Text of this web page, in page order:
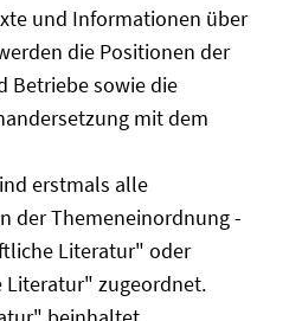
und Informationen über
die Positionen der
Betriebe sowie die
mit dem
erstmals alle
der Themeneinordnung -
Literatur" oder
zugeordnet.